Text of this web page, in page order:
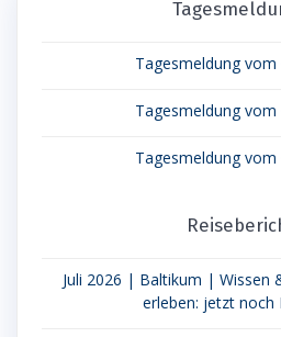
Tagesmeldung vom
Tagesmeldung vom
Tagesmeldung vom
Juli 2026 | Baltikum | Wissen
erleben: jetzt noch